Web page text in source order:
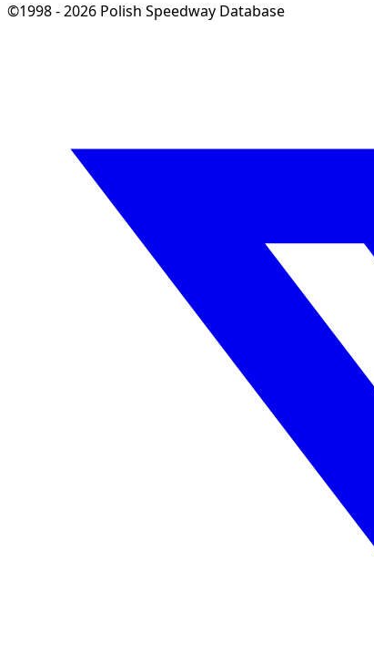
©1998 - 2026 Polish Speedway Database